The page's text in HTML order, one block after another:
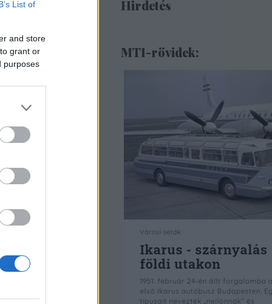
List of
and store
grant or
purposes
Hirdetés
MTI-rövidek: